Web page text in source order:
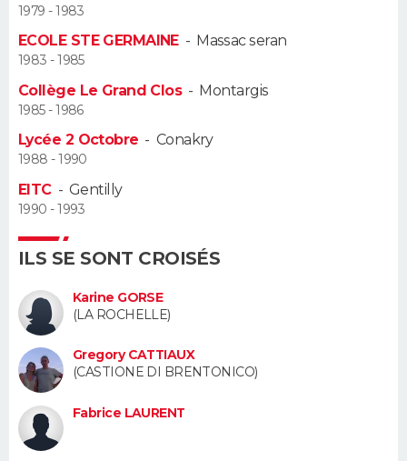
Alimentation
Guide de la santé
Maladies
Médicaments
Sommeil
VOYAGE
PHOTO
CARTE DE VOEUX
DICTIONNAIRE
Dictionnaire
Biographies
Citations
Expressions
Proverbes
PROGRAMME TV
COPAINS D'AVANT
S'inscrire
Se connecter
Lycées
Collèges
Primaires
Universités
Entreprises
Service militaire
Avis de recherche
AVIS DE DÉCÈS
FORUM
1979 - 1983
ECOLE STE GERMAINE- Massac seran
1983 - 1985
Collège Le Grand Clos- Montargis
1985 - 1986
Lycée 2 Octobre - Conakry
1988 - 1990
EITC- Gentilly
1990 - 1993
ILS SE SONT CROISÉS
Karine GORSE
(LA ROCHELLE)
Gregory CATTIAUX
(CASTIONE DI BRENTONICO)
Fabrice LAURENT